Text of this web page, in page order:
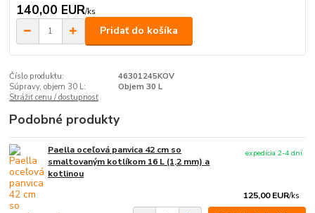
140,00 EUR/ks
Pridať do košíka
Číslo produktu:
46301245KOV
Súpravy, objem 30 L:
Objem 30 L
Strážiť cenu / dostupnosť
Podobné produkty
Paella oceľová panvica 42 cm so
smaltovaným kotlíkom 16 L (1,2 mm) a
kotlinou
125,00 EUR/ks
expedícia 2-4 dní